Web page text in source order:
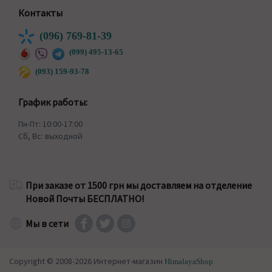
Контакты
(096) 769-81-39
(099) 495-13-65
(093) 159-93-78
График работы:
Пн-Пт: 10:00-17:00
Сб, Вс: выходной
При заказе от 1500 грн мы доставляем на отделение
Новой Почты БЕСПЛАТНО!
Мы в сети
Copyright © 2008-2026 Интернет-магазин HimalayaShop